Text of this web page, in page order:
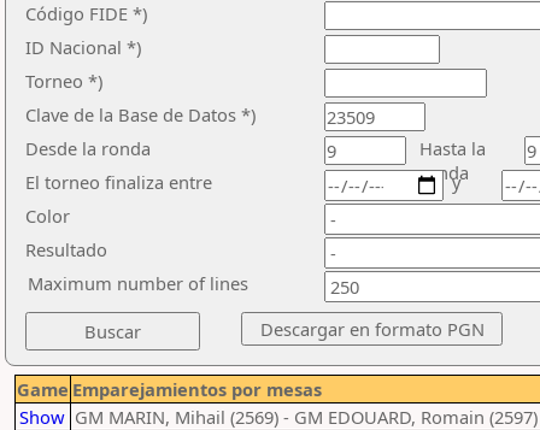
Código FIDE *)
ID Nacional *)
Torneo *)
Clave de la Base de Datos *)
Desde la ronda
Hasta la
ronda
El torneo finaliza entre
Color
Resultado
y
Maximum number of lines
Game Emparejamientos por mesas
Show GM MARIN, Mihail (2569) - GM EDOUARD, Romain (2597)